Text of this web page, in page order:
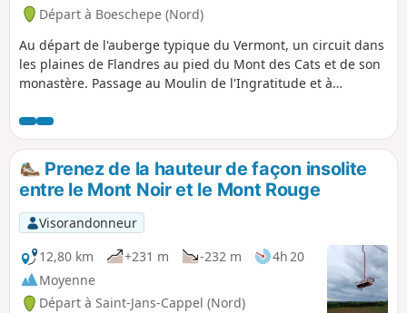
Départ à Boeschepe (Nord)
Au départ de l'auberge typique du Vermont, un circuit dans
les plaines de Flandres au pied du Mont des Cats et de son
monastère. Passage au Moulin de l'Ingratitude et à
et Kokereel. Vue sur la Belgique, Bailleul.
Prenez de la hauteur de façon insolite
entre le Mont Noir et le Mont Rouge
Visorandonneur
12,80 km
+231 m -232 m
4h 20
Moyenne
Départ à Saint-Jans-Cappel (Nord)